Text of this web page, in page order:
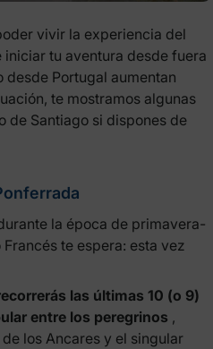
vivir la experiencia del
tu aventura desde fuera
Portugal aumentan
te mostramos algunas
de Santiago si dispones de
la época de primavera-
te espera: esta vez
las últimas 10 (o 9)
entre los peregrinos ,
los Ancares y el singular